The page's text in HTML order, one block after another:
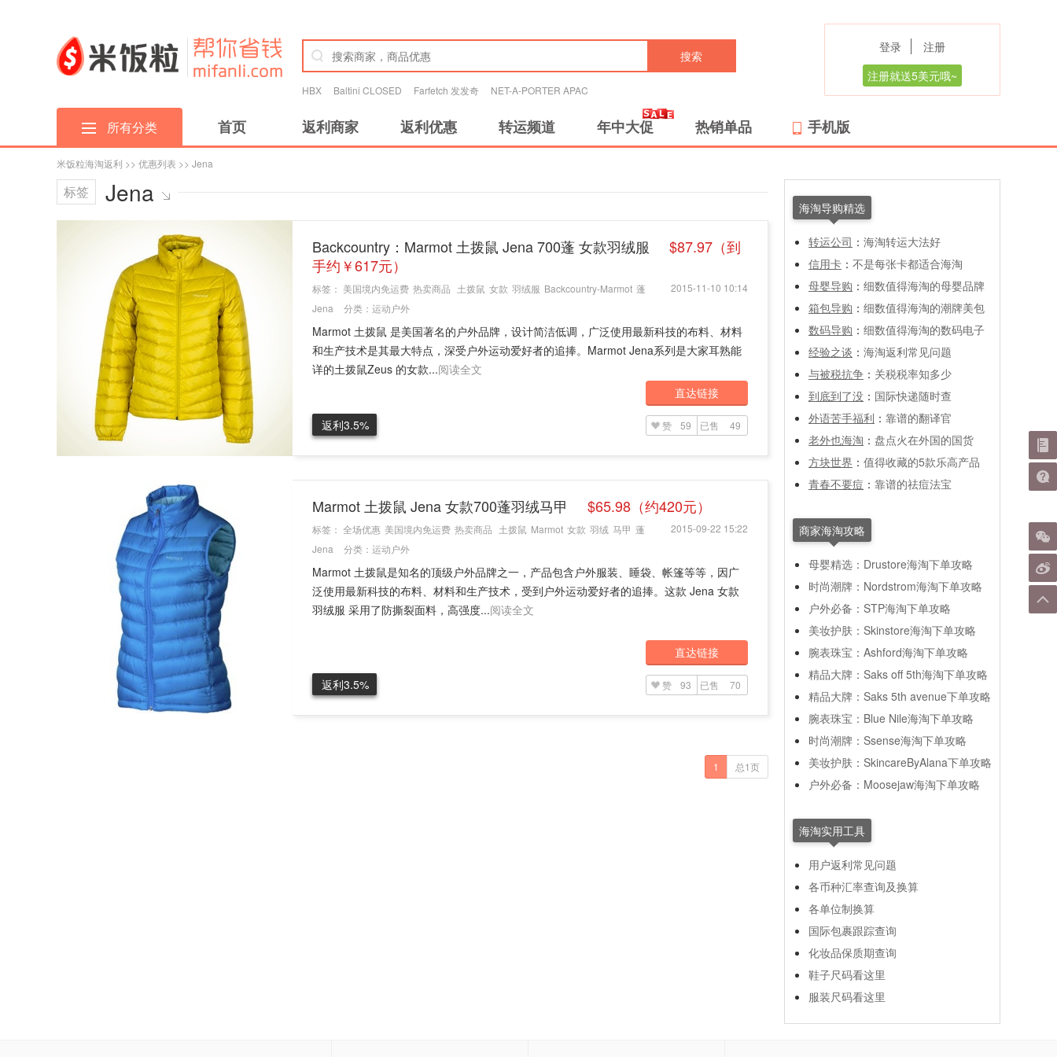
搜索
HBX Baltini CLOSED Farfetch 发发奇 NET-A-PORTER APAC
登录
注册
注册就送5美元哦~
所有分类 首页 返利商家 返利优惠 转运频道 年中大促 热销单品 手机版
米饭粒海淘返利 >> 优惠列表 >> Jena
标签 Jena
Backcountry：Marmot 土拨鼠 Jena 700蓬 女款羽绒服
$87.97（到
手约￥617元）
2015-11-10 10:14
标签： 美国境内免运费 热卖商品 土拨鼠 女款 羽绒服 Backcountry-Marmot 蓬
Jena
分类： 运动户外
Marmot 土拨鼠 是美国著名的户外品牌，设计简洁低调，广泛使用最新科技的布料、材料
和生产技术是其最大特点，深受户外运动爱好者的追捧。Marmot Jena系列是大家耳熟能
详的土拨鼠Zeus 的女款...阅读全文
返利3.5%
直达链接
赞 59 已售 49
Marmot 土拨鼠 Jena 女款700蓬羽绒马甲 $65.98（约420元）
2015-09-22 15:22
标签： 全场优惠 美国境内免运费 热卖商品 土拨鼠 Marmot 女款 羽绒 马甲 蓬
Jena
分类： 运动户外
Marmot 土拨鼠是知名的顶级户外品牌之一，产品包含户外服装、睡袋、帐篷等等，因广
泛使用最新科技的布料、材料和生产技术，受到户外运动爱好者的追捧。这款 Jena 女款
羽绒服 采用了防撕裂面料，高强度...阅读全文
返利3.5%
直达链接
赞 93 已售 70
1 总1页
海淘导购精选
转运公司 ： 海淘转运大法好
信用卡 ： 不是每张卡都适合海淘
母婴导购 ： 细数值得海淘的母婴品牌
箱包导购 ： 细数值得海淘的潮牌美包
数码导购 ： 细数值得海淘的数码电子
经验之谈 ： 海淘返利常见问题
与被税抗争 ： 关税税率知多少
到底到了没 ： 国际快递随时查
外语苦手福利 ： 靠谱的翻译官
老外也海淘 ： 盘点火在外国的国货
方块世界 ： 值得收藏的5款乐高产品
青春不要痘 ： 靠谱的祛痘法宝
商家海淘攻略
母婴精选：Drustore海淘下单攻略
时尚潮牌：Nordstrom海淘下单攻略
户外必备：STP海淘下单攻略
美妆护肤：Skinstore海淘下单攻略
腕表珠宝：Ashford海淘下单攻略
精品大牌：Saks off 5th海淘下单攻略
精品大牌：Saks 5th avenue下单攻略
腕表珠宝：Blue Nile海淘下单攻略
时尚潮牌：Ssense海淘下单攻略
美妆护肤：SkincareByAlana下单攻略
户外必备：Moosejaw海淘下单攻略
海淘实用工具
用户返利常见问题
各币种汇率查询及换算
各单位制换算
国际包裹跟踪查询
化妆品保质期查询
鞋子尺码看这里
服装尺码看这里